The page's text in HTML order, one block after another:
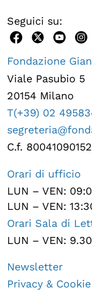
Seguici su:
Fondazione
Viale Pasubio 5
20154 Milano
T(+39) 02
C.f. 80041090152
Orari di ufficio
LUN – VEN:
LUN – VEN:
Orari Sala di
LUN – VEN:
Newsletter
Privacy &